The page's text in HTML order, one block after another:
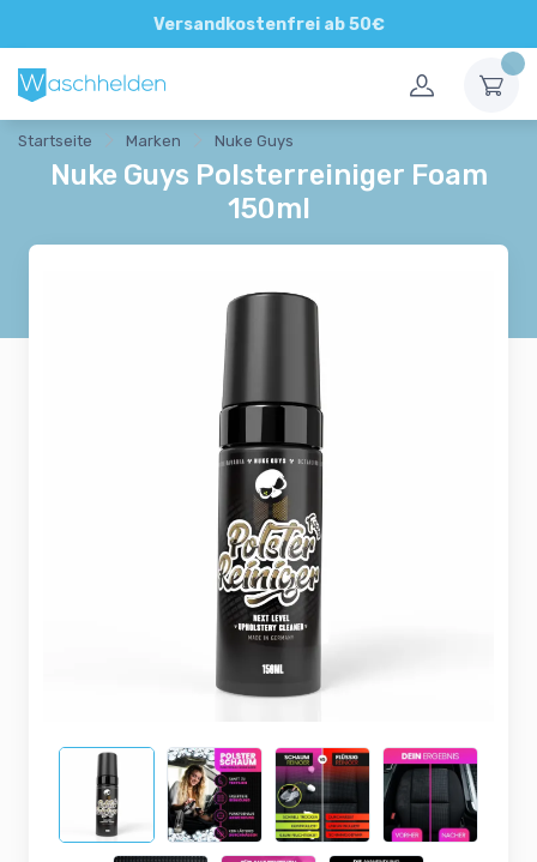
Versandkostenfrei ab 50€
Direkte und persönliche Beratung
Startseite Marken Nuke Guys
Nuke Guys Polsterreiniger Foam
150ml